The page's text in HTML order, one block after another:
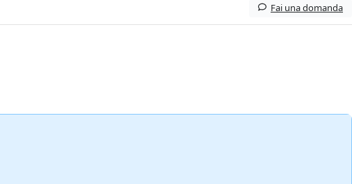
Fai una domanda